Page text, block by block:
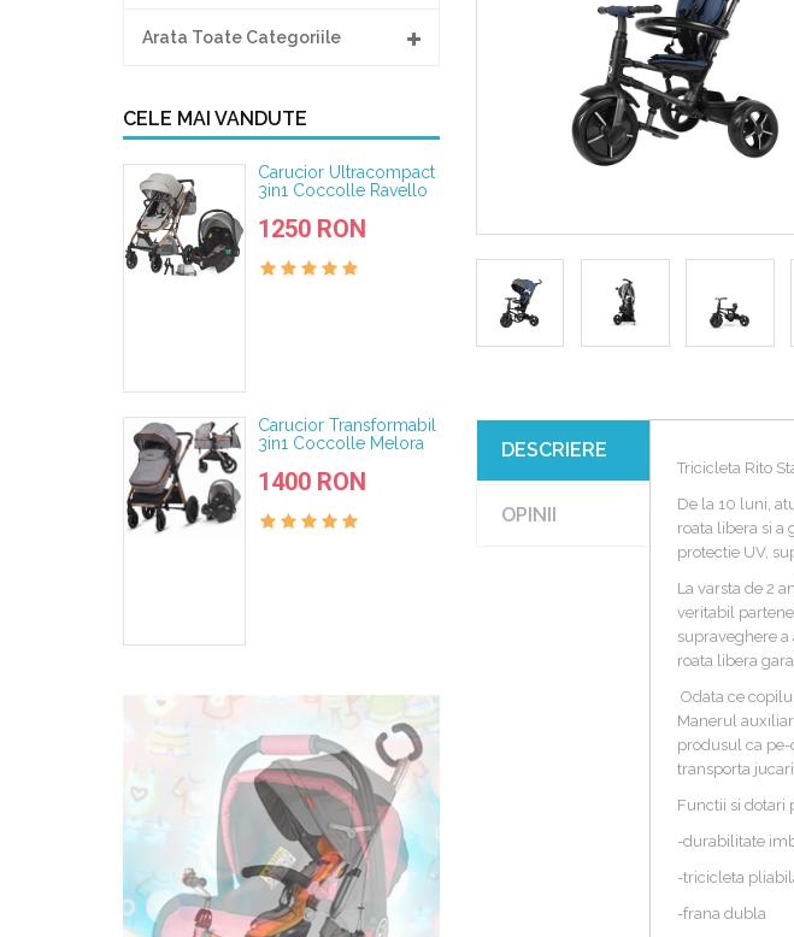
Arata Toate Categoriile
CELE MAI VANDUTE
Carucior Ultracompact
3in1 Coccolle Ravello
1250 RON
Carucior Transformabil
3in1 Coccolle Melora
1400 RON
DESCRIERE
OPINII
Tricicleta Rito
De la 10 luni,
roata libera si a
protectie UV,
La varsta de 2
veritabil
supraveghere
roata libera
Odata ce
Manerul
produsul ca
transporta
Functii si dotari
-durabilitate
-tricicleta
-frana dubla